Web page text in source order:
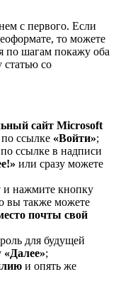
с первого. Если
то можете
по шагам покажу оба
статью со
сайт Microsoft
ссылке «Войти»;
ссылке в надписи
или сразу можете
и нажмите кнопку
вы также можете
почты свой
для будущей
«Далее»;
и опять же